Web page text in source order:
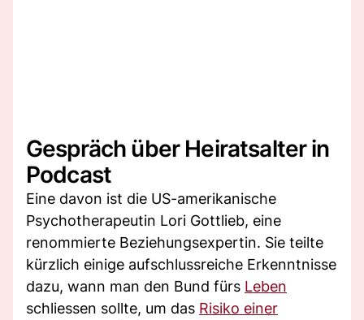
Gespräch über Heiratsalter in
Podcast
Eine davon ist die US-amerikanische
Psychotherapeutin Lori Gottlieb, eine
renommierte Beziehungsexpertin. Sie teilte
kürzlich einige aufschlussreiche Erkenntnisse
dazu, wann man den Bund fürs Leben
schliessen sollte, um das Risiko einer